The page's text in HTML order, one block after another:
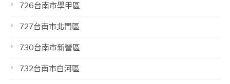
726台南市學甲區
727台南市北門區
730台南市新營區
732台南市白河區